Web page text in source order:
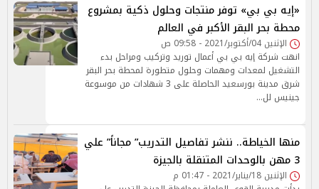
«إيه بي بي» توفر منتجات وحلول ذكية بمشروع
محطة بحر البقر الأكبر في العالم
الإثنين 04/أكتوبر/2021 - 09:58 ص
انهت شركة إيه بي بي أعمال توريد وتركيب ومراحل بدء
التشغيل لمعدات ومهمات وحلول متطورة لمحطة بحر البقر
شرق مدينة بورسعيد الحاصلة على 3 شهادات من موسوعة
جينيس لل…
منها الخياطة.. ننشر تفاصيل التدريب” مجاناً” علي
3 مهن بالوحدات المتنقلة بالجيزة
الإثنين 18/يناير/2021 - 01:47 م